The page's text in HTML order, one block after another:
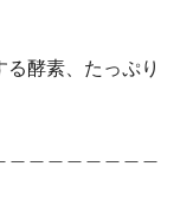
酵素、たっぷり